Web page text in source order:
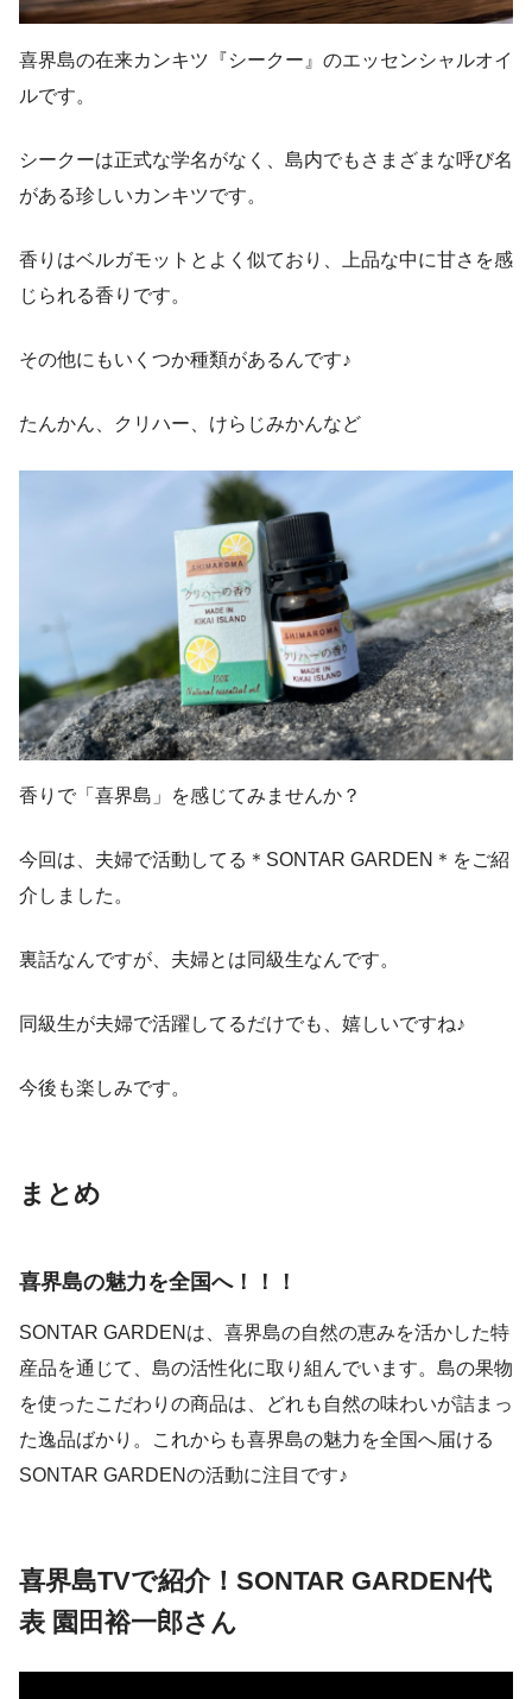
喜界島の在来カンキツ『シークー』のエッセンシャルオイ
ルです。
シークーは正式な学名がなく、島内でもさまざまな呼び名
がある珍しいカンキツです。
香りはベルガモットとよく似ており、上品な中に甘さを感
じられる香りです。
その他にもいくつか種類があるんです♪
たんかん、クリハー、けらじみかんなど
香りで「喜界島」を感じてみませんか？
今回は、夫婦で活動してる＊SONTAR GARDEN＊をご紹
介しました。
裏話なんですが、夫婦とは同級生なんです。
同級生が夫婦で活躍してるだけでも、嬉しいですね♪
今後も楽しみです。
まとめ
喜界島の魅力を全国へ！！！
SONTAR GARDENは、喜界島の自然の恵みを活かした特
産品を通じて、島の活性化に取り組んでいます。島の果物
を使ったこだわりの商品は、どれも自然の味わいが詰まっ
た逸品ばかり。これからも喜界島の魅力を全国へ届ける
SONTAR GARDENの活動に注目です♪
喜界島TVで紹介！SONTAR GARDEN代
表 園田裕一郎さん